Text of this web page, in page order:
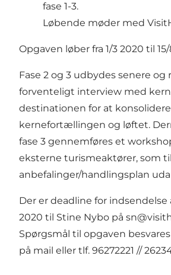
fase 1-3.
Løbende møder med
Opgaven løber fra 1/3 2020 til
Fase 2 og 3 udbydes senere
forventeligt interview med
destinationen for at konsolidere
kernefortællingen og løftet.
fase 3 gennemføres et
eksterne turismeaktører, som
anbefalinger/handlingsplan
Der er deadline for indsendelse
2020 til Stine Nybo på
Spørgsmål til opgaven
på mail eller tlf. 96272221 //